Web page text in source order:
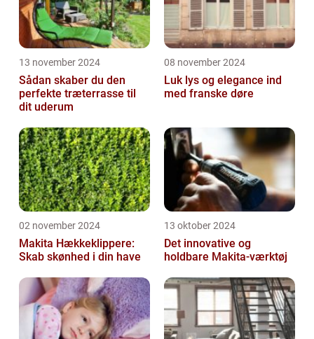
13 november 2024
Sådan skaber du den
perfekte træterrasse til
dit uderum
08 november 2024
Luk lys og elegance ind
med franske døre
02 november 2024
Makita Hækkeklippere:
Skab skønhed i din have
13 oktober 2024
Det innovative og
holdbare Makita-værktøj